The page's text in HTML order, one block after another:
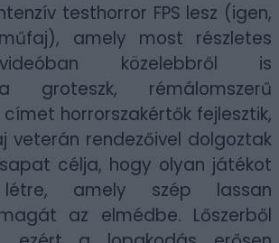
testhorror FPS lesz (igen,
amely most részletes
videóban közelebbről is
groteszk, rémálomszerű
horrorszakértők fejlesztik,
veterán rendezőivel dolgoztak
célja, hogy olyan játékot
létre, amely szép lassan
az elmédbe. Lőszerből